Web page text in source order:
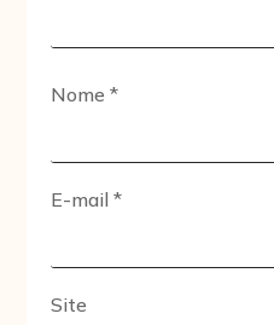
Nome*
E-mail*
Site